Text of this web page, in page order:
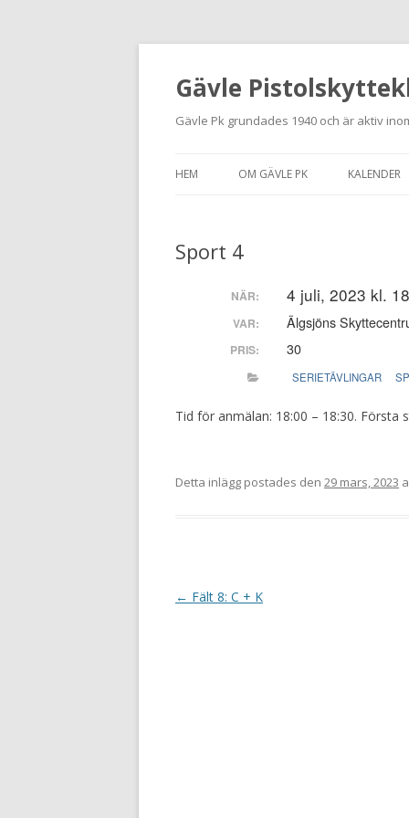
Gävle
Gävle Pk grundades 1940 och är aktiv
HEM OM GÄVLE PK
MEDLEMSANSÖKAN
KONTAKT
KALENDER
Sport 4
NÄR: 4 juli, 2023 kl.
VAR: Älgsjöns
PRIS: 30
SERIETÄVLINGAR
Tid för anmälan: 18:00 – 18:30. Första
Detta inlägg postades den 29 mars, 2023
I← Fält 8: C + K